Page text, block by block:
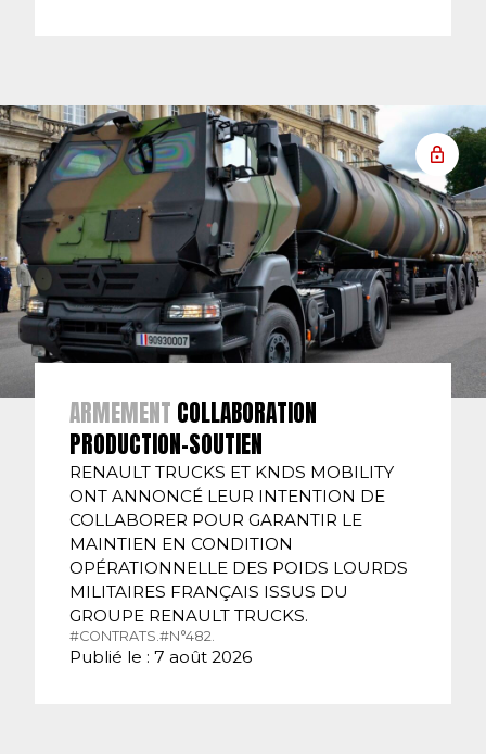
ARMEMENT COLLABORATION
PRODUCTION-SOUTIEN
RENAULT TRUCKS ET KNDS MOBILITY
ONT ANNONCÉ LEUR INTENTION DE
COLLABORER POUR GARANTIR LE
MAINTIEN EN CONDITION
OPÉRATIONNELLE DES POIDS LOURDS
MILITAIRES FRANÇAIS ISSUS DU
GROUPE RENAULT TRUCKS.
#CONTRATS. #N°482.
Publié le : 7 août 2026